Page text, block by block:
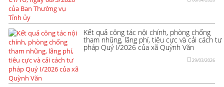
Kết quả công tác nội chính, phòng chống
tham nhũng, lãng phí, tiêu cực và cải cách tư
pháp Quý I/2026 của xã Quỳnh Văn
29/03/2026